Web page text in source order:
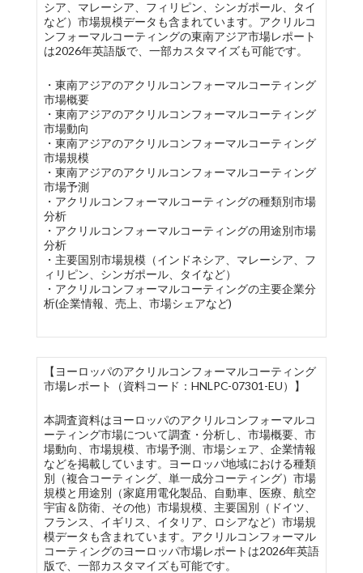
シア、マレーシア、フィリピン、シンガポール、タイ
など）市場規模データも含まれています。アクリルコ
ンフォーマルコーティングの東南アジア市場レポート
は2026年英語版で、一部カスタマイズも可能です。
・東南アジアのアクリルコンフォーマルコーティング
市場概要
・東南アジアのアクリルコンフォーマルコーティング
市場動向
・東南アジアのアクリルコンフォーマルコーティング
市場規模
・東南アジアのアクリルコンフォーマルコーティング
市場予測
・アクリルコンフォーマルコーティングの種類別市場
分析
・アクリルコンフォーマルコーティングの用途別市場
分析
・主要国別市場規模（インドネシア、マレーシア、フ
ィリピン、シンガポール、タイなど）
・アクリルコンフォーマルコーティングの主要企業分
析(企業情報、売上、市場シェアなど)
【ヨーロッパのアクリルコンフォーマルコーティング
市場レポート（資料コード：HNLPC-07301-EU）】
本調査資料はヨーロッパのアクリルコンフォーマルコ
ーティング市場について調査・分析し、市場概要、市
場動向、市場規模、市場予測、市場シェア、企業情報
などを掲載しています。ヨーロッパ地域における種類
別（複合コーティング、単一成分コーティング）市場
規模と用途別（家庭用電化製品、自動車、医療、航空
宇宙＆防衛、その他）市場規模、主要国別（ドイツ、
フランス、イギリス、イタリア、ロシアなど）市場規
模データも含まれています。アクリルコンフォーマル
コーティングのヨーロッパ市場レポートは2026年英語
版で、一部カスタマイズも可能です。